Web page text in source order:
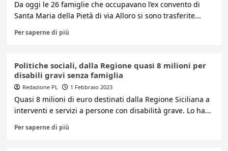
Da oggi le 26 famiglie che occupavano l’ex convento di
Santa Maria della Pietà di via Alloro si sono trasferite...
Per saperne di più
Politiche sociali, dalla Regione quasi 8 milioni per
disabili gravi senza famiglia
Redazione PL 1 Febbraio 2023
Quasi 8 milioni di euro destinati dalla Regione Siciliana a
interventi e servizi a persone con disabilità grave. Lo ha...
Per saperne di più